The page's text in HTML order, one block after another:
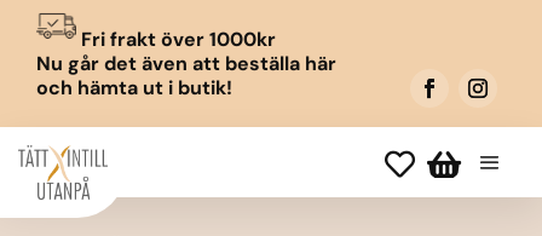
Fri frakt över 1000kr
Nu går det även att beställa här
och hämta ut i butik!
 